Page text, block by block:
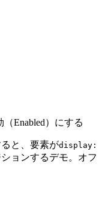
Enabled）にする
と、要素がdisplay:
ョンするデモ。オフ